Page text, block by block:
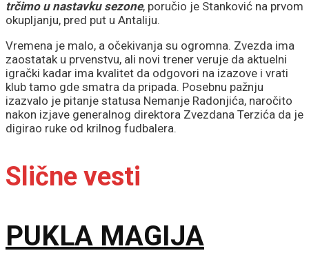
trčimo u nastavku sezone, poručio je Stanković na prvom
okupljanju, pred put u Antaliju.
Vremena je malo, a očekivanja su ogromna. Zvezda ima
zaostatak u prvenstvu, ali novi trener veruje da aktuelni
igrački kadar ima kvalitet da odgovori na izazove i vrati
klub tamo gde smatra da pripada. Posebnu pažnju
izazvalo je pitanje statusa Nemanje Radonjića, naročito
nakon izjave generalnog direktora Zvezdana Terzića da je
digirao ruke od krilnog fudbalera.
Slične vesti
PUKLA MAGIJA